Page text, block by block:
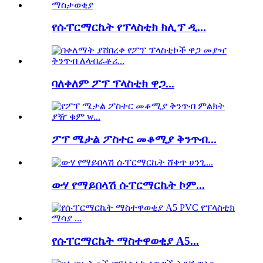
የሱፐርማርኬት የፕላስቲክ ክሊፕ ዲ...
ባለቀለም ፖፕ ፕላስቲክ ዋጋ...
ፖፕ ሜታል ፖስተር መቆሚያ ቅንጥብ...
ውሃ የማይበላሽ ሱፐርማርኬት ኮም...
የሱፐርማርኬት ማስተዋወቂያ A5...